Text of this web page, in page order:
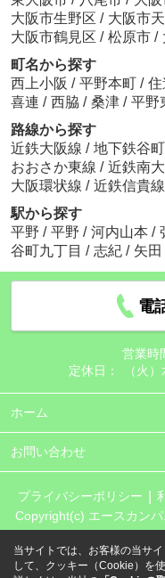
大阪市生野区 / 大阪市
大阪市鶴見区 / 松原市 /
町名から探す
西上小阪 / 平野本町 / 住
喜連 / 西脇 / 桑津 / 平野
路線から探す
近鉄大阪線 / 地下鉄谷
おおさか東線 / 近鉄南
大阪環状線 / 近鉄信貴線
駅から探す
平野 / 平野 / 河内山本 /
谷町九丁目 / 志紀 / 矢田
電
営業時
定休日：
（火
ホーム
お問い合わせ
プライバシーポリシー
Copyright(c) エースカン
当サイトでは、お客様の当サ
して、クッキー（Cookie）を